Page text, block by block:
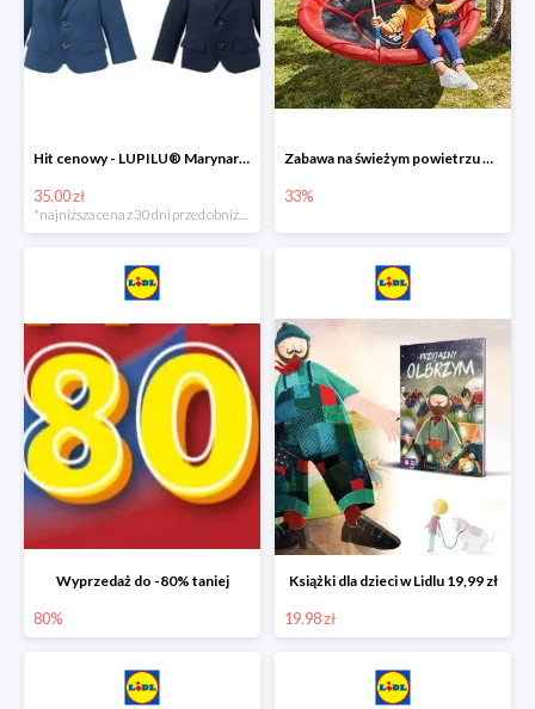
Hit cenowy - LUPILU® Marynarka chłopięca
35.00 zł
Zabawa na świeżym powietrzu w Lidlu do -33%
33%
Wyprzedaż do -80% taniej
80%
Książki dla dzieci w Lidlu 19,99 zł
19.98 zł